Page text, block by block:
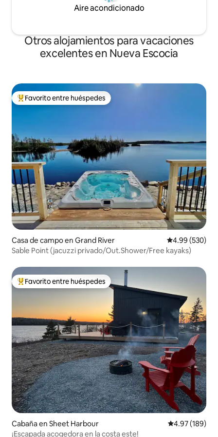
Aire acondicionado
Otros alojamientos para vacaciones
excelentes en Nueva Escocia
Favorito entre huéspedes preferido
Favorito entre huéspedes
Casa de campo en Grand River Calificación
4.99 (530)
Sable Point (jacuzzi privado/Out.Shower/Free kayaks)
Favorito entre huéspedes preferido
Favorito entre huéspedes
Cabaña en Sheet Harbour Calificación
4.97 (189)
¡Escapada acogedora en la costa este!